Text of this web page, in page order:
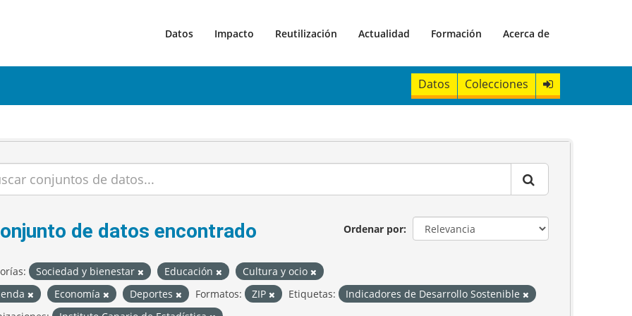
Datos Impacto Reutilización Actualidad Formación Acerca de
Datos Colecciones
Ordenar por
de datos encontrado
Sociedad y bienestar Educación
Cultura y ocio
Economía Deportes Formatos: ZIP Etiquetas:
Indicadores de Desarrollo Sostenible